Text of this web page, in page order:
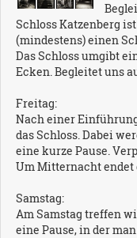
Schloss Katzenberg
(mindestens) einen
Das Schloss umgibt
Ecken. Begleitet uns
Freitag:
Nach einer
das Schloss. Dabei
eine kurze Pause.
Um Mitternacht endet
Samstag:
Am Samstag treffen
eine Pause, in der